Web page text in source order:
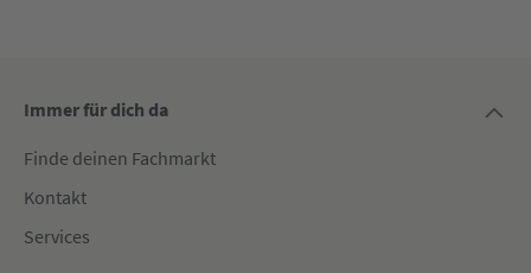
Immer für dich da
Finde deinen Fachmarkt
Kontakt
Services